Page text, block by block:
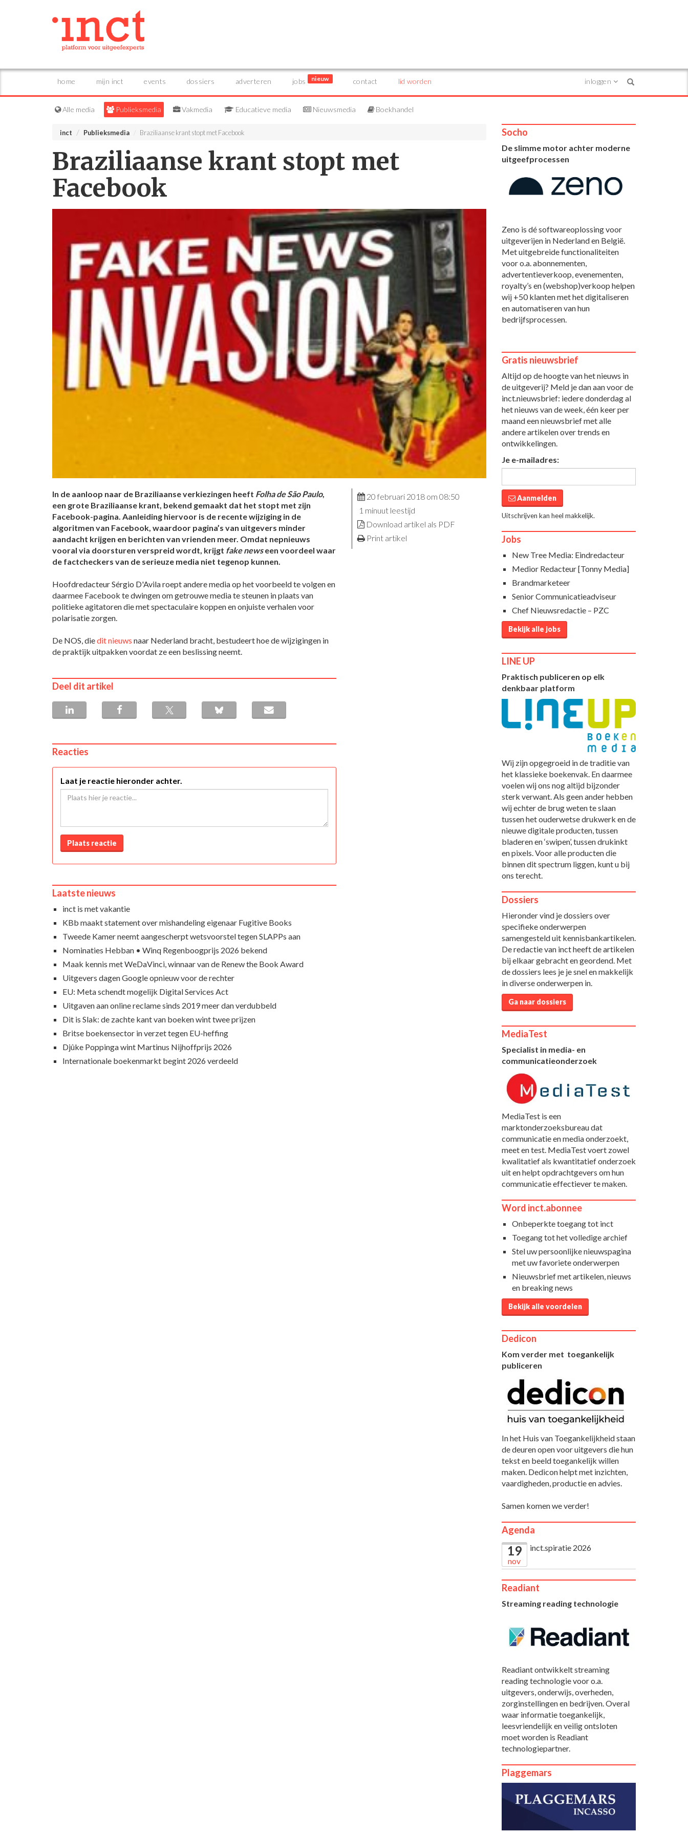
home mijn inct events dossiers adverteren jobs nieuw contact lid worden inloggen
Alle media Publieksmedia Vakmedia Educatieve media Nieuwsmedia Boekhandel
inct Publieksmedia Braziliaanse krant stopt met Facebook
Braziliaanse krant stopt met
Facebook
In de aanloop naar de Braziliaanse verkiezingen heeft Folha de São Paulo,
een grote Braziliaanse krant, bekend gemaakt dat het stopt met zijn
Facebook-pagina. Aanleiding hiervoor is de recente wijziging in de
algoritmen van Facebook, waardoor pagina’s van uitgevers minder
aandacht krijgen en berichten van vrienden meer. Omdat nepnieuws
vooral via doorsturen verspreid wordt, krijgt fake newseen voordeel waar
de factcheckers van de serieuze media niet tegenop kunnen.
Hoofdredacteur Sérgio D'Avila roept andere media op het voorbeeld te volgen en
daarmee Facebook te dwingen om getrouwe media te steunen in plaats van
politieke agitatoren die met spectaculaire koppen en onjuiste verhalen voor
polarisatie zorgen.
De NOS, diedit nieuws naar Nederland bracht, bestudeert hoe de wijzigingen in
de praktijk uitpakken voordat ze een beslissing neemt.
20 februari 2018 om 08:50
1 minuut leestijd
Download artikel als PDF
Print artikel
Deel dit artikel
Reacties
Laat je reactie hieronder achter.
Plaats reactie
Laatste nieuws
inct is met vakantie
KBb maakt statement over mishandeling eigenaar Fugitive Books
Tweede Kamer neemt aangescherpt wetsvoorstel tegen SLAPPs aan
Nominaties Hebban • Winq Regenboogprijs 2026 bekend
Maak kennis met WeDaVinci, winnaar van de Renew the Book Award
Uitgevers dagen Google opnieuw voor de rechter
EU: Meta schendt mogelijk Digital Services Act
Uitgaven aan online reclame sinds 2019 meer dan verdubbeld
Dit is Slak: de zachte kant van boeken wint twee prijzen
Britse boekensector in verzet tegen EU-heffing
Djûke Poppinga wint Martinus Nijhoffprijs 2026
Internationale boekenmarkt begint 2026 verdeeld
Socho
De slimme motor achter moderne
uitgeefprocessen
Zeno is dé softwareoplossing voor
uitgeverijen in Nederland en België.
Met uitgebreide functionaliteiten
voor o.a. abonnementen,
advertentieverkoop, evenementen,
royalty’s en (webshop)verkoop helpen
wij +50 klanten met het digitaliseren
en automatiseren van hun
bedrijfsprocessen.
Gratis nieuwsbrief
Altijd op de hoogte van het nieuws in
de uitgeverij? Meld je dan aan voor de
inct.nieuwsbrief: iedere donderdag al
het nieuws van de week, één keer per
maand een nieuwsbrief met alle
andere artikelen over trends en
ontwikkelingen.
Je e-mailadres:
Aanmelden
Uitschrijven kan heel makkelijk.
Jobs
New Tree Media: Eindredacteur
Medior Redacteur [Tonny Media]
Brandmarketeer
Senior Communicatieadviseur
Chef Nieuwsredactie – PZC
Bekijk alle jobs
LINE UP
Praktisch publiceren op elk
denkbaar platform
Wij zijn opgegroeid in de traditie van
het klassieke boekenvak. En daarmee
voelen wij ons nog altijd bijzonder
sterk verwant. Als geen ander hebben
wij echter de brug weten te slaan
tussen het ouderwetse drukwerk en de
nieuwe digitale producten, tussen
bladeren en ‘swipen’, tussen drukinkt
en pixels. Voor alle producten die
binnen dit spectrum liggen, kunt u bij
ons terecht.
Dossiers
Hieronder vind je dossiers over
specifieke onderwerpen
samengesteld uit kennisbankartikelen.
De redactie van inct heeft de artikelen
bij elkaar gebracht en geordend. Met
de dossiers lees je je snel en makkelijk
in diverse onderwerpen in.
Ga naar dossiers
MediaTest
Specialist in media- en
communicatieonderzoek
MediaTest is een
marktonderzoeksbureau dat
communicatie en media onderzoekt,
meet en test. MediaTest voert zowel
kwalitatief als kwantitatief onderzoek
uit en helpt opdrachtgevers om hun
communicatie effectiever te maken.
Word inct.abonnee
Onbeperkte toegang tot inct
Toegang tot het volledige archief
Stel uw persoonlijke nieuwspagina
met uw favoriete onderwerpen
Nieuwsbrief met artikelen, nieuws
en breaking news
Bekijk alle voordelen
Dedicon
Kom verder met toegankelijk
publiceren
In het Huis van Toegankelijkheid staan
de deuren open voor uitgevers die hun
tekst en beeld toegankelijk willen
maken. Dedicon helpt met inzichten,
vaardigheden, productie en advies.
Samen komen we verder!
Agenda
19
nov
inct.spiratie 2026
Readiant
Streaming reading technologie
Readiant ontwikkelt streaming
reading technologie voor o.a.
uitgevers, onderwijs, overheden,
zorginstellingen en bedrijven. Overal
waar informatie toegankelijk,
leesvriendelijk en veilig ontsloten
moet worden is Readiant
technologiepartner.
Plaggemars